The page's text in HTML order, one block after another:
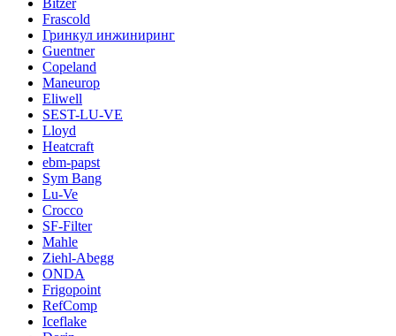
Frascold
Гринкул инжиниринг
Guentner
Copeland
Maneurop
Eliwell
SEST-LU-VE
Lloyd
Heatcraft
ebm-papst
Sym Bang
Lu-Ve
Crocco
SF-Filter
Mahle
Ziehl-Abegg
ONDA
Frigopoint
RefComp
Iceflake